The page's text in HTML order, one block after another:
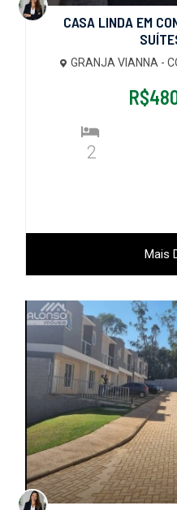
CASA LINDA EM
GRANJA VIANNA -
2
Mais